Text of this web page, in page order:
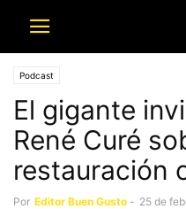
Podcast
El gigante
René Curé
restauración
Por Editor Buen Gusto - 25 de